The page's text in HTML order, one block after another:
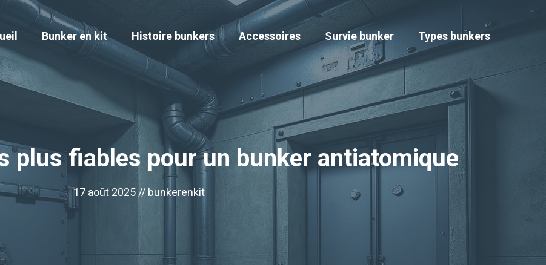
Bunker en kit Histoire bunkers Accessoires Survie bunker Types bunkers
plus fiables pour un bunker antiatomique
17 août 2025 // bunkerenkit